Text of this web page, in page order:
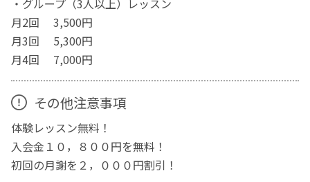
・グループ（3人以上）レッスン
月2回 3,500円
月3回 5,300円
月4回 7,000円
その他注意事項
体験レッスン無料！
入会金１０，８００円を無料！
初回の月謝を２，０００円割引！